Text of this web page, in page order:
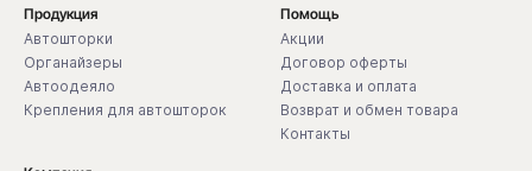
Продукция
Автошторки
Органайзеры
Автоодеяло
Крепления для автошторок
Помощь
Акции
Договор оферты
Доставка и оплата
Возврат и обмен товара
Контакты